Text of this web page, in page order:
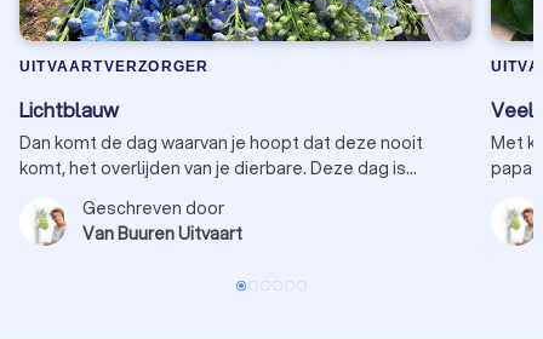
UITVAARTVERZORGER
Lichtblauw
Dan komt de dag waarvan je hoopt dat deze nooit
komt, het overlijden van je dierbare. Deze dag is
elkaar in gesprek gaan, komen de verhalen over wat
eens was. De laatste jaren somber.
Geschreven door
Van Buuren Uitvaart
Veel
Met
papa